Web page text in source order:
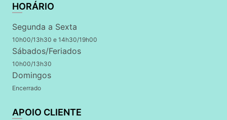
HORÁRIO
Segunda a Sexta
10h00/13h30 e 14h30/19h00
Sábados/Feriados
10h00/13h30
Domingos
Encerrado
APOIO CLIENTE